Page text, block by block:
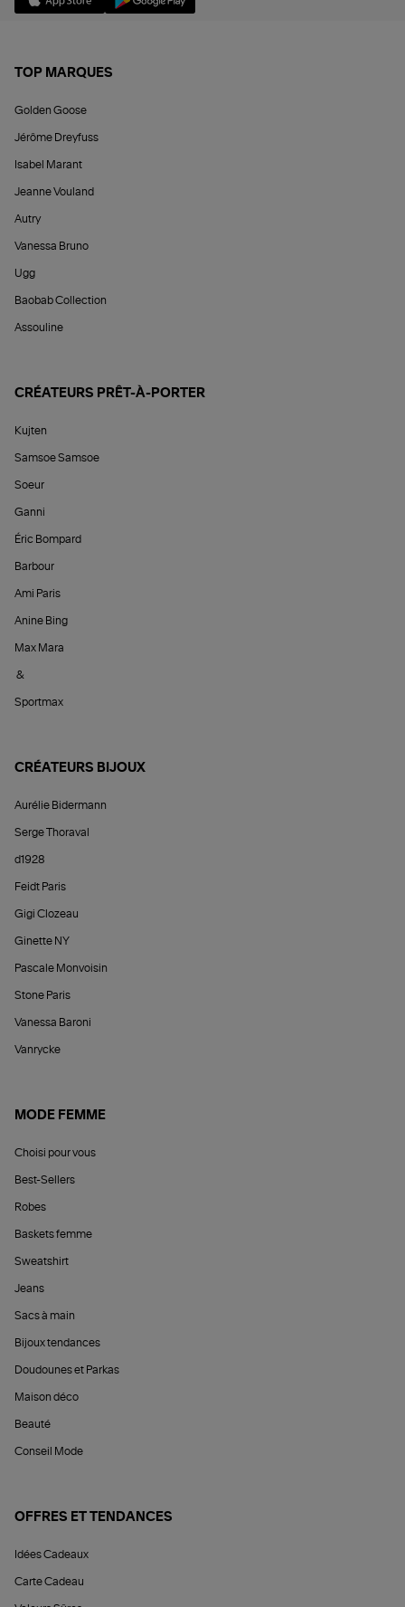
TOP MARQUES
Golden Goose
Jérôme Dreyfuss
Isabel Marant
Jeanne Vouland
Autry
Vanessa Bruno
Ugg
Baobab Collection
Assouline
CRÉATEURS PRÊT-À-PORTER
Kujten
Samsoe Samsoe
Soeur
Ganni
Éric Bompard
Barbour
Ami Paris
Anine Bing
Max Mara
&
Sportmax
CRÉATEURS BIJOUX
Aurélie Bidermann
Serge Thoraval
d1928
Feidt Paris
Gigi Clozeau
Ginette NY
Pascale Monvoisin
Stone Paris
Vanessa Baroni
Vanrycke
MODE FEMME
Choisi pour vous
Best-Sellers
Robes
Baskets femme
Sweatshirt
Jeans
Sacs à main
Bijoux tendances
Doudounes et Parkas
Maison déco
Beauté
Conseil Mode
OFFRES ET TENDANCES
Idées Cadeaux
Carte Cadeau